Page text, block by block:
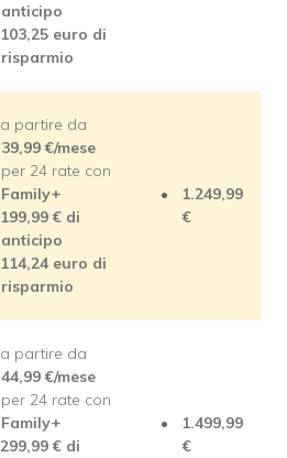
anticipo
103,25 euro di
risparmio
a partire da
39,99 €/mese
per 24 rate con
Family+
199,99 € di
anticipo
114,24 euro di
risparmio
1.249,99
€
a partire da
44,99 €/mese
per 24 rate con
Family+
299,99 € di
1.499,99
€